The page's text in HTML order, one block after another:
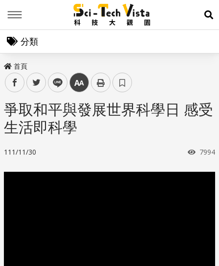
展
分類
首頁
facebooktwitter line 中
爭取和平與發展世界科學日 感受
生活即科學
111/11/30 瀏覽
7994